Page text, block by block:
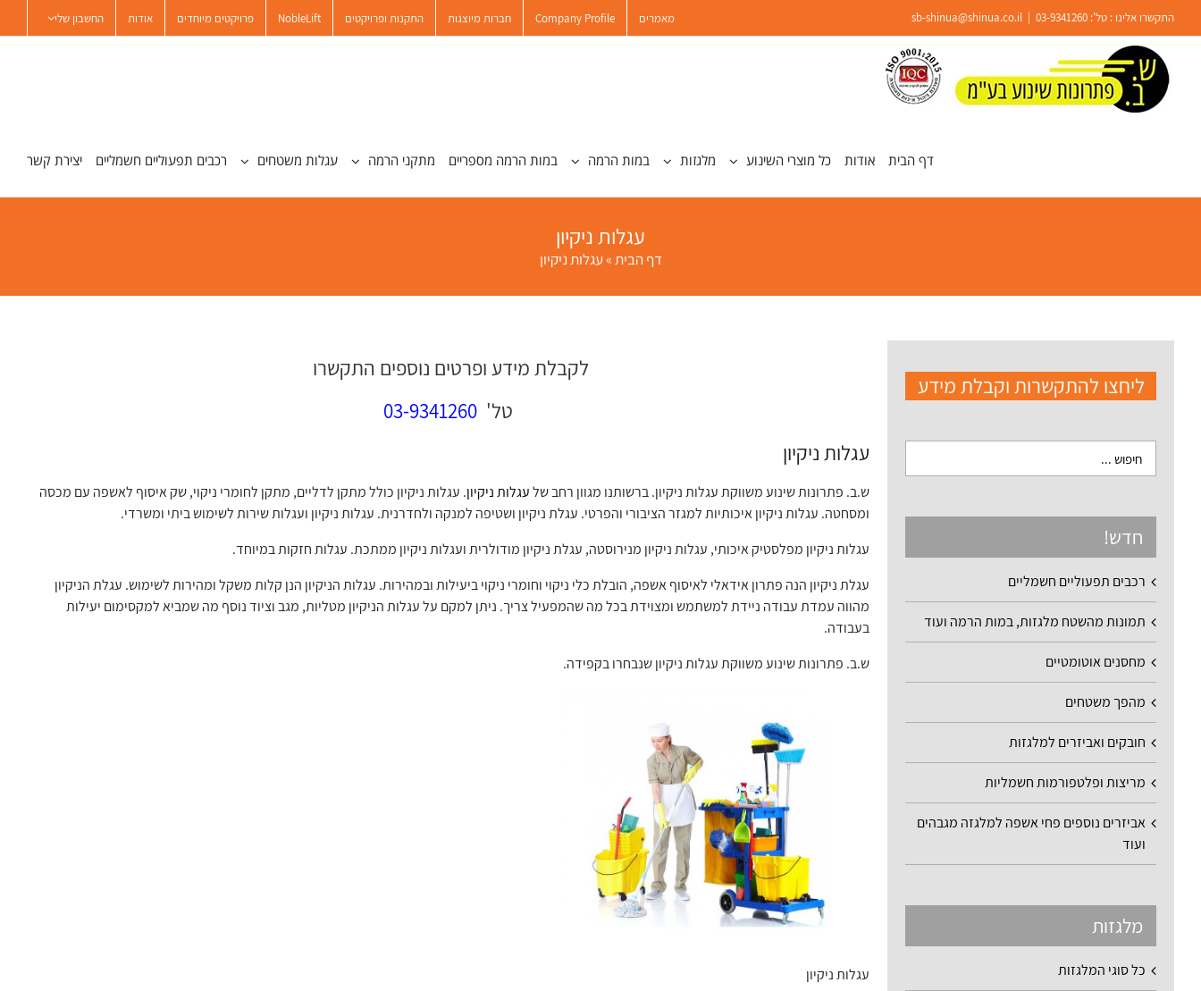
פתח סרגל נגישות
content
התקשרו אלינו : טל': 03-9341260
sb-shinua@shinua.co.il מאמרים Company Profile חברות מיוצגות התקנות ופרויקטים NobleLift פרויקטים מיוחדים אודות החשבון שלי
דף הבית אודות כל מוצרי השינוע מלגזות במות הרמה במות הרמה מספריים מתקני הרמה עגלות משטחים רכבים תפעוליים חשמליים יצירת קשר
עגלות ניקיון
דף הבית»עגלות ניקיון
לקבלת מידע ופרטים נוספים התקשרו
טל'
עגלות ניקיון
ש.ב. פתרונות שינוע משווקת עגלות ניקיון. ברשותנו מגוון רחב שלעגלות ניקיון. עגלות ניקיון כולל מתקן לדליים, מתקן לחומרי ניקוי, שק איסוף לאשפה עם מכסה
ומסחטה. עגלות ניקיון איכותיות למגזר הציבורי והפרטי. עגלת ניקיון ושטיפה למנקה ולחדרנית. עגלות ניקיון ועגלות שירות לשימוש ביתי ומשרדי.
עגלות ניקיון מפלסטיק איכותי, עגלות ניקיון מנירוסטה, עגלת ניקיון מודולרית ועגלות ניקיון ממתכת. עגלות חזקות במיוחד.
עגלת ניקיון הנה פתרון אידאלי לאיסוף אשפה, הובלת כלי ניקוי וחומרי ניקוי ביעילות ובמהירות. עגלות הניקיון הנן קלות משקל ומהירות לשימוש. עגלת הניקיון
מהווה עמדת עבודה ניידת למשתמש ומצוידת בכל מה שהמפעיל צריך. ניתן למקם על עגלות הניקיון מטליות, מגב וציוד נוסף מה שמביא למקסימום יעילות
בעבודה.
ש.ב. פתרונות שינוע משווקת עגלות ניקיון שנבחרו בקפידה.
עגלות ניקיון
ליחצו להתקשרות וקבלת מידע
חדש!
רכבים תפעוליים חשמליים
תמונות מהשטח מלגזות, במות הרמה ועוד
מחסנים אוטומטיים
מהפך משטחים
חובקים ואביזרים למלגזות
מריצות ופלטפורמות חשמליות
אביזרים נוספים פחי אשפה למלגזה מגבהים
ועוד
מלגזות
כל סוגי המלגזות